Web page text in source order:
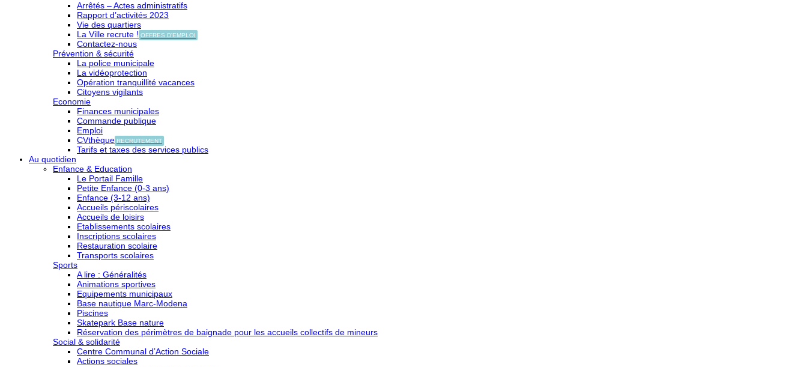
Arrêtés – Actes administratifs
Rapport d’activités 2023
Vie des quartiers
La Ville recrute ! OFFRES D'EMPLOI
Contactez-nous
Prévention & sécurité
La police municipale
La vidéoprotection
Opération tranquillité vacances
Citoyens vigilants
Economie
Finances municipales
Commande publique
Emploi
CVthèque RECRUTEMENT
Tarifs et taxes des services publics
Au quotidien
Enfance & Education
Le Portail Famille
Petite Enfance (0-3 ans)
Enfance (3-12 ans)
Accueils périscolaires
Accueils de loisirs
Etablissements scolaires
Inscriptions scolaires
Restauration scolaire
Transports scolaires
Sports
A lire : Généralités
Animations sportives
Equipements municipaux
Base nautique Marc-Modena
Piscines
Skatepark Base nature
Réservation des périmètres de baignade pour les accueils collectifs de mineurs
Social & solidarité
Centre Communal d’Action Sociale
Actions sociales